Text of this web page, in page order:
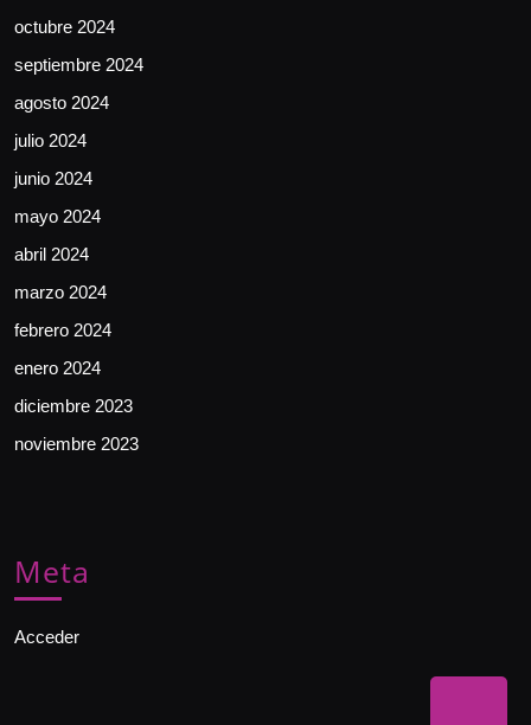
octubre 2024
septiembre 2024
agosto 2024
julio 2024
junio 2024
mayo 2024
abril 2024
marzo 2024
febrero 2024
enero 2024
diciembre 2023
noviembre 2023
Meta
Acceder